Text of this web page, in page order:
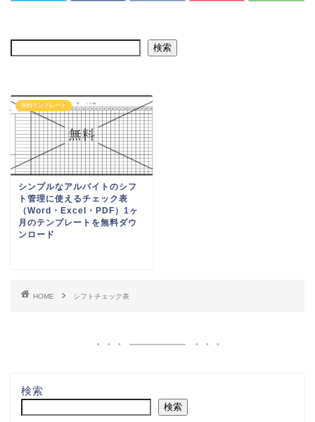
検索
無料テンプレート
シンプルなアルバイトのシフ
ト管理に使えるチェック表
（Word・Excel・PDF）1ヶ
月のテンプレートを無料ダウ
ンロード
HOME シフトチェック表
検索
検索